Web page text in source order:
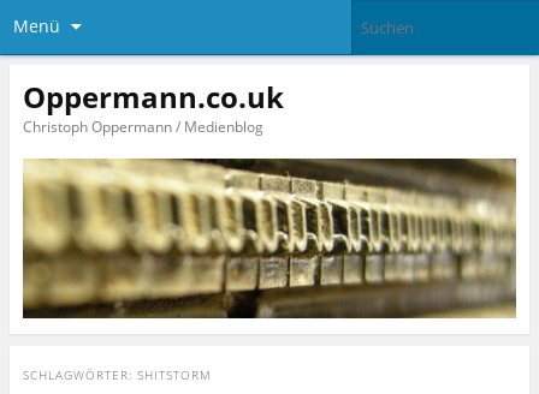
Menü
Oppermann.co.uk
Christoph Oppermann / Medienblog
SCHLAGWÖRTER: SHITSTORM